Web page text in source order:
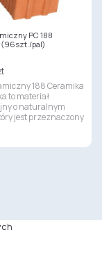
PC 188
(96szt./pal)
188 Ceramika
to materiał
o naturalnym
jest przeznaczony